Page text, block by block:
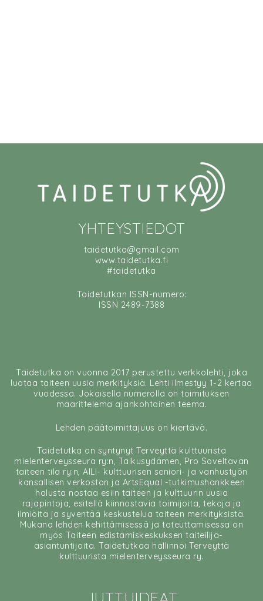
YHTEYSTIEDOT
taidetutka@gmail.com
www.taidetutka.fi
#taidetutka
Taidetutkan ISSN-numero:
ISSN 2489-7388
Taidetutka on vuonna 2017 perustettu verkkolehti, joka
luotaa taiteen uusia merkityksiä. Lehti ilmestyy 1-2 kertaa
vuodessa. Jokaisella numerolla on toimituksen
määrittelemä ajankohtainen teema.
Lehden päätoimittajuus on kiertävä.
Taidetutka on syntynyt Terveyttä kulttuurista
mielenterveysseura ry:n, Taikusydämen, Pro Soveltavan
taiteen tila ry:n, AILI- kulttuurisen seniori- ja vanhustyön
kansallisen verkoston ja ArtsEqual -tutkimushankkeen
halusta nostaa esiin taiteen ja kulttuurin uusia
rajapintoja, esitellä kiinnostavia toimijoita, tekoja ja
ilmiöitä ja syventää keskustelua taiteen merkityksistä.
Mukana lehden kehittämisessä ja toteuttamisessa on
myös Taiteen edistämiskeskuksen taiteilija-
asiantuntijoita. Taidetutkaa hallinnoi Terveyttä
kulttuurista mielenterveysseura ry.